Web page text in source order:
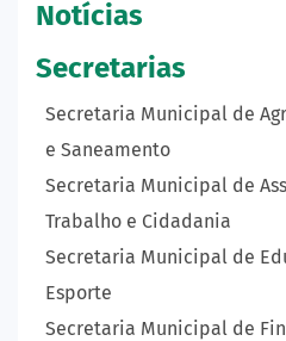
Notícias
Secretarias
Secretaria Municipal de
e Saneamento
Secretaria Municipal de
Trabalho e Cidadania
Secretaria Municipal de
Esporte
Secretaria Municipal de